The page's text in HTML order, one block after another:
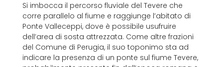
Si imbocca il percorso fluviale del Tevere che
corre parallelo al fiume e raggiunge l’abitato di
Ponte Valleceppi, dove è possibile usufruire
dell’area di sosta attrezzata. Come altre frazioni
del Comune di Perugia, il suo toponimo sta ad
indicare la presenza di un ponte sul fiume Tevere,